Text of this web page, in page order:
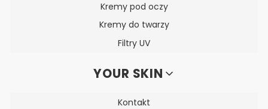
Kremy pod oczy
Kremy do twarzy
Filtry UV
YOUR SKIN
Kontakt